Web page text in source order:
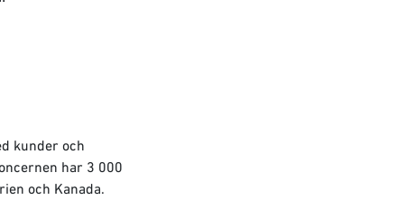
kunder och
har 3 000
och Kanada.